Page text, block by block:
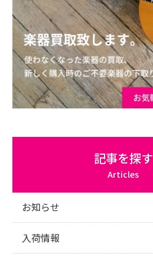
記事を探す
Articles
お知らせ
入荷情報